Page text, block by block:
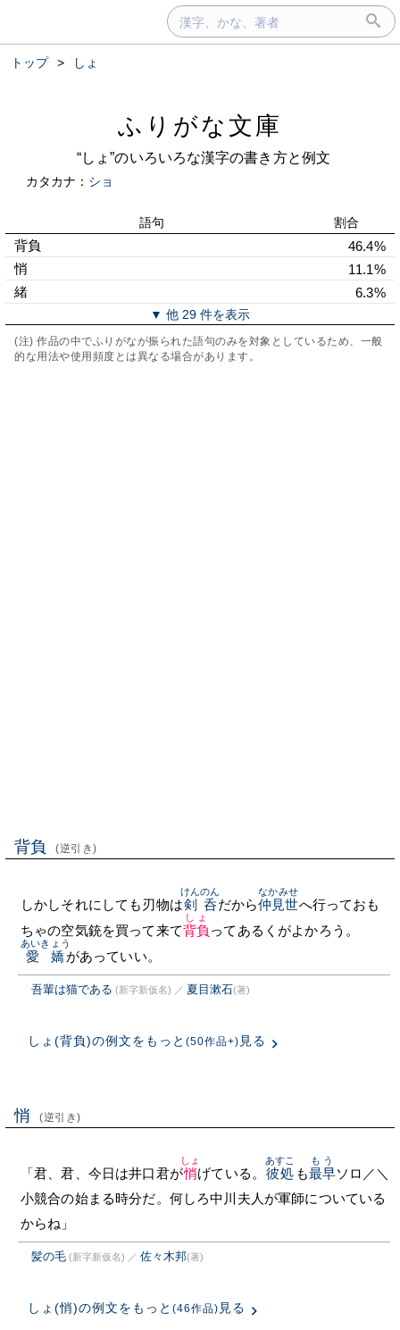
トップ > しょ
ふりがな文庫
“しょ”のいろいろな漢字の書き方と例文
カタカナ： ショ
語句 割合
背負
46.4%
悄
11.1%
緒
6.3%
▼ 他 29 件を表示
(注) 作品の中でふりがなが振られた語句のみを対象としているため、一般
的な用法や使用頻度とは異なる場合があります。
背負 (逆引き)
しかしそれにしても刃物は剣呑
けんのん
だから仲見世
なかみせ
へ行っておも
ちゃの空気銃を買って来て背負
しょ
ってあるくがよかろう。
愛嬌
あいきょう
があっていい。
吾輩は猫である (新字新仮名) ／ 夏目漱石(著)
しょ(背負)の例文をもっと (50作品+) 見る
悄 (逆引き)
「君、君、今日は井口君が悄
しょ
げている。 彼処
あすこ
も最早
もう
ソロ／＼
小競合の始まる時分だ。何しろ中川夫人が軍師についている
からね」
髪の毛 (新字新仮名) ／ 佐々木邦(著)
しょ(悄)の例文をもっと (46作品) 見る